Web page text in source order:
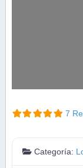
7
Categoría: